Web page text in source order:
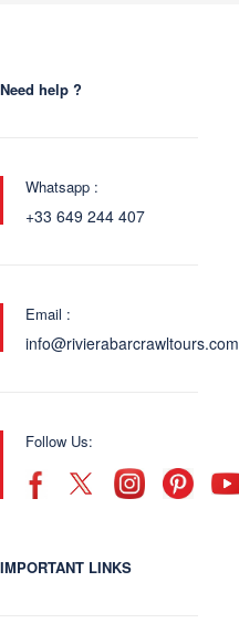
Need help ?
Whatsapp :
+33 649 244 407
Email :
info@rivierabarcrawltours.com
Follow Us:
IMPORTANT LINKS